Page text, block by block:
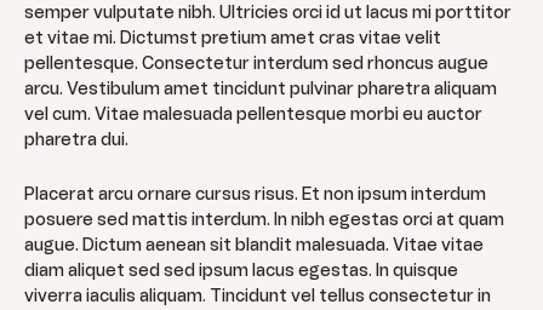
semper vulputate nibh. Ultricies orci id ut lacus mi porttitor
et vitae mi. Dictumst pretium amet cras vitae velit
pellentesque. Consectetur interdum sed rhoncus augue
arcu. Vestibulum amet tincidunt pulvinar pharetra aliquam
vel cum. Vitae malesuada pellentesque morbi eu auctor
pharetra dui.
Placerat arcu ornare cursus risus. Et non ipsum interdum
posuere sed mattis interdum. In nibh egestas orci at quam
augue. Dictum aenean sit blandit malesuada. Vitae vitae
diam aliquet sed sed ipsum lacus egestas. In quisque
viverra iaculis aliquam. Tincidunt vel tellus consectetur in